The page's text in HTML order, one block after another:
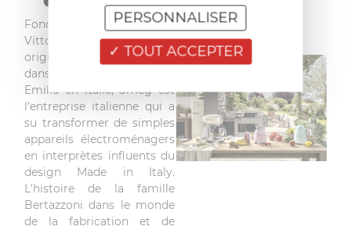
Fondée en 1948 par
Vittorio Bertazzoni,
originaire de Guastalla,
dans la province de Reggio
Emilia en Italie, Smeg est
l'entreprise italienne qui a
su transformer de simples
appareils électroménagers
en interprètes influents du
design Made in Italy.
L'histoire de la famille
Bertazzoni dans le monde
de la fabrication et de
TOUT ACCEPTER
PERSONNALISER